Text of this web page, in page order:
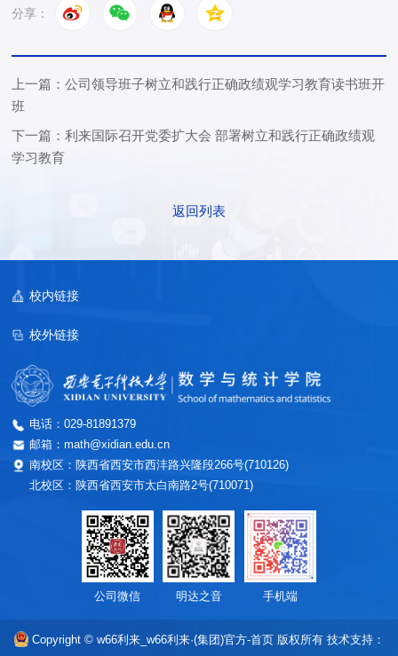
分享：
上一篇：公司领导班子树立和践行正确政绩观学习教育读书班开
班
下一篇：利来国际召开党委扩大会 部署树立和践行正确政绩观
学习教育
返回列表
电话：029-81891379
邮箱：math@xidian.edu.cn
南校区：陕西省西安市西沣路兴隆段266号(710126)
北校区：陕西省西安市太白南路2号(710071)
校内链接
校外链接
公司微信 明达之音 手机端
Copyright © w66利来_w66利来·(集团)官方-首页 版权所有 技术支持：